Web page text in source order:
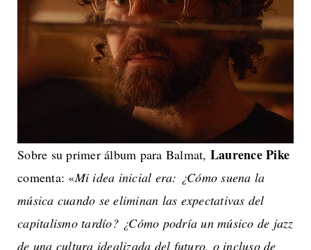
Sobre su primer álbum para Balmat, Laurence Pike
comenta: «Mi idea inicial era: ¿Cómo suena la
música cuando se eliminan las expectativas del
capitalismo tardío? ¿Cómo podría un músico de jazz
de una cultura idealizada del futuro, o incluso de